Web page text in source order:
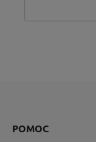
POMOC